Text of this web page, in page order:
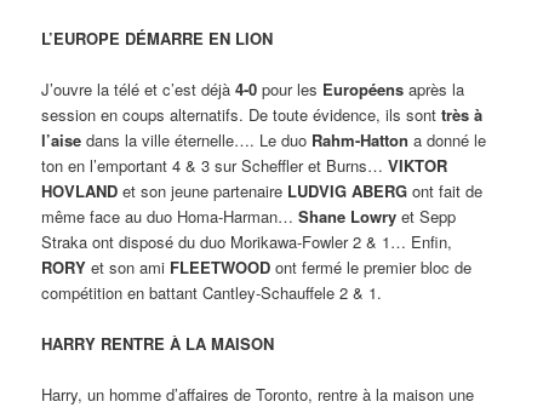
L’EUROPE DÉMARRE EN LION
J’ouvre la télé et c’est déjà4-0 pour les Européensaprès la
session en coups alternatifs. De toute évidence, ils sonttrès à
l’aise dans la ville éternelle…. Le duo Rahm-Hatton a donné le
ton en l’emportant 4 & 3 sur Scheffler et Burns…VIKTOR
HOVLAND et son jeune partenaire LUDVIG ABERG ont fait de
même face au duo Homa-Harman…Shane Lowry et Sepp
Straka ont disposé du duo Morikawa-Fowler 2 & 1… Enfin,
RORY et son ami FLEETWOOD ont fermé le premier bloc de
compétition en battant Cantley-Schauffele 2 & 1.
HARRY RENTRE À LA MAISON
Harry, un homme d’affaires de Toronto, rentre à la maison une